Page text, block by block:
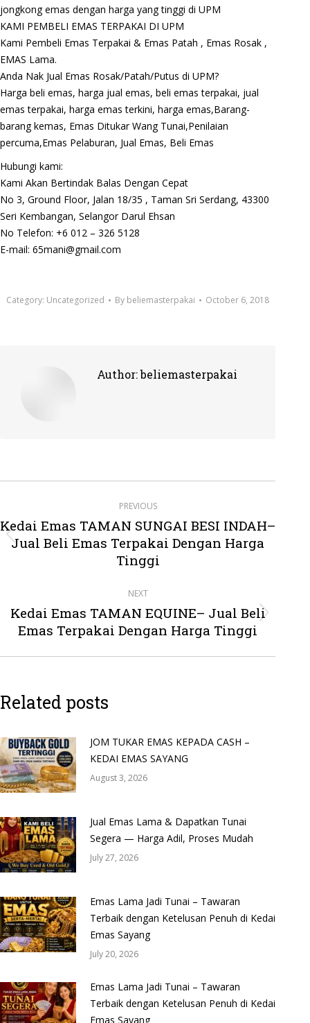
jongkong emas dengan harga yang tinggi di UPM
KAMI PEMBELI EMAS TERPAKAI DI UPM
Kami Pembeli Emas Terpakai & Emas Patah , Emas Rosak ,
EMAS Lama.
Anda Nak Jual Emas Rosak/Patah/Putus di UPM?
Harga beli emas, harga jual emas, beli emas terpakai, jual
emas terpakai, harga emas terkini, harga emas,Barang-
barang kemas, Emas Ditukar Wang Tunai,Penilaian
percuma,Emas Pelaburan, Jual Emas, Beli Emas
Hubungi kami:
Kami Akan Bertindak Balas Dengan Cepat
No 3, Ground Floor, Jalan 18/35 , Taman Sri Serdang, 43300
Seri Kembangan, Selangor Darul Ehsan
No Telefon: +6 012 – 326 5128
E-mail: 65mani@gmail.com
Category: Uncategorized By beliemasterpakai October 6, 2018
Author:beliemasterpakai
navigation
PREVIOUS
Previous
post:
Kedai Emas TAMAN SUNGAI BESI INDAH–
Jual Beli Emas Terpakai Dengan Harga
Tinggi
NEXT
Next
post:
Kedai Emas TAMAN EQUINE– Jual Beli
Emas Terpakai Dengan Harga Tinggi
Related posts
JOM TUKAR EMAS KEPADA CASH –
KEDAI EMAS SAYANG
August 3, 2026
Jual Emas Lama & Dapatkan Tunai
Segera — Harga Adil, Proses Mudah
July 27, 2026
Emas Lama Jadi Tunai – Tawaran
Terbaik dengan Ketelusan Penuh di Kedai
Emas Sayang
July 20, 2026
Emas Lama Jadi Tunai – Tawaran
Terbaik dengan Ketelusan Penuh di Kedai
Emas Sayang